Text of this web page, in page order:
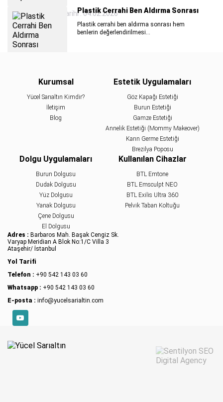
Plastik Cerrahi Ben Aldırma Sonrası
Plastik cerrahi ben aldırma sonrası hem
benlerin değerlendirilmesi...
yaşlanmanın etkisiyle sarkarak gıdı eritme
Badem Göz Estetiği Yaptıranlar
Gözlerine estetik açıdan hoş bir görünüm
kazandırmak için badem göz estetiği
Burun Estetiği Sonrası 1. Ay ve 6. Ay
Burun estetiği sonrası 1. ay ve 6. ay dönemleri,
yüzünüzde meydana gelen...
Yanak İnceltme Yöntemleri
Sıvı yüz germe, yeni nesil yüz germe
işlemlerinden biridir ve yaşlanmaya bağlı...
Son Güncelleme Tarihi : 04.02.2026
Kurumsal
Yücel Sarıaltın Kimdir?
İletişim
Blog
Estetik Uygulamaları
Göz Kapağı Estetiği
Burun Estetiği
Gamze Estetiği
Annelik Estetiği (Mommy Makeover)
Karın Germe Estetiği
Brezilya Poposu
Dolgu Uygulamaları
Burun Dolgusu
Dudak Dolgusu
Yüz Dolgusu
Yanak Dolgusu
Çene Dolgusu
El Dolgusu
Kullanılan Cihazlar
BTL Emtone
BTL Emsculpt NEO
BTL Exilis Ultra 360
Pelvik Taban Koltuğu
Adres : Barbaros Mah. Başak Cengiz Sk.
Varyap Meridian A Blok No:1/C Villa 3
Ataşehir/ İstanbul
Yol Tarifi
Telefon : +90 542 143 03 60
Whatsapp : +90 542 143 03 60
E-posta : info@yucelsarialtin.com
YouTube